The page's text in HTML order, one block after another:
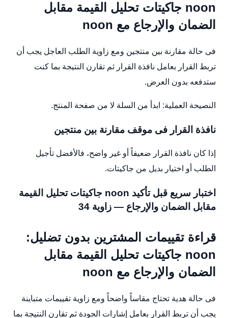
noon جاكيتات تحليل القيمة مقابل
الضمان والإرجاع مع noon
فى حالة مقارنة بين منتجين ومع زاوية الطلب العاجل يجب أن
تربط القرار بعامل نافذة القرار ثم تقارن النتيجة بما كنت
ستدفعه بدون العرض.
النصيحة العملية: ابدأ من السلة لا من صفحة المنتج.
نافذة القرار فى موقف مقارنة بين منتجين
إذا كان نافذة القرار ضعيفاً أو غير واضح، فالأفضل تأجيل
الطلب أو اختيار بديل من جاكيتات.
اختبار سريع قبل تأكيد noon جاكيتات تحليل القيمة
مقابل الضمان والإرجاع — زاوية 34
قراءة تقييمات المشترين بدون تضليل:
noon جاكيتات تحليل القيمة مقابل
الضمان والإرجاع مع noon
فى حالة هدية تحتاج مقاساً واضحاً ومع زاوية تقييمات متباينة
يجب أن تربط القرار بعامل إشارات الجودة ثم تقارن النتيجة بما